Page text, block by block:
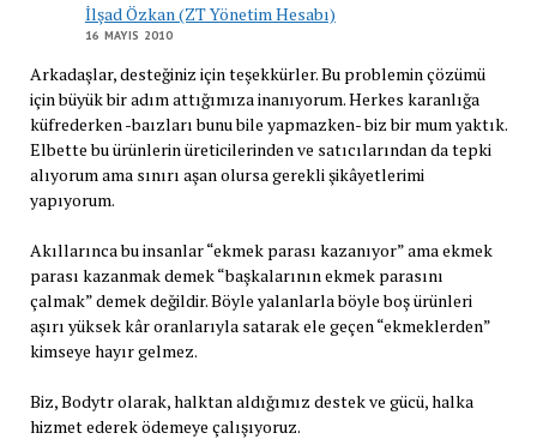
İlşad Özkan (ZT Yönetim Hesabı)
16 MAYIS 2010
Arkadaşlar, desteğiniz için teşekkürler. Bu problemin çözümü
için büyük bir adım attığımıza inanıyorum. Herkes karanlığa
küfrederken -baızları bunu bile yapmazken- biz bir mum yaktık.
Elbette bu ürünlerin üreticilerinden ve satıcılarından da tepki
alıyorum ama sınırı aşan olursa gerekli şikâyetlerimi
yapıyorum.
Akıllarınca bu insanlar “ekmek parası kazanıyor” ama ekmek
parası kazanmak demek “başkalarının ekmek parasını
çalmak” demek değildir. Böyle yalanlarla böyle boş ürünleri
aşırı yüksek kâr oranlarıyla satarak ele geçen “ekmeklerden”
kimseye hayır gelmez.
Biz, Bodytr olarak, halktan aldığımız destek ve gücü, halka
hizmet ederek ödemeye çalışıyoruz.